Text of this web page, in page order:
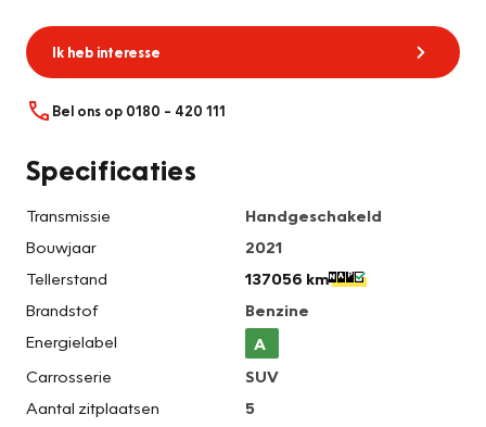
Ik heb interesse
Bel ons op 0180 – 420 111
Specificaties
Transmissie
Handgeschakeld
Bouwjaar
2021
Tellerstand
137056 km
Brandstof
Benzine
Energielabel
A
Carrosserie
SUV
Aantal zitplaatsen
5